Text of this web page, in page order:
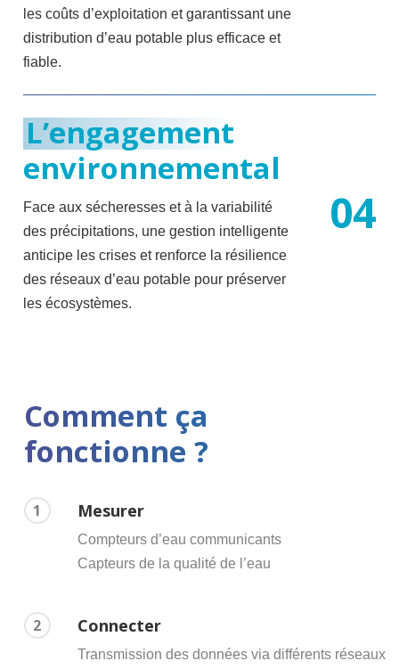
les coûts d’exploitation et garantissant une
distribution d’eau potable plus efficace et
fiable.
L’engagement
environnemental
Face aux sécheresses et à la variabilité
des précipitations, une gestion intelligente
anticipe les crises et renforce la résilience
des réseaux d’eau potable pour préserver
les écosystèmes.
04
Comment ça
fonctionne ?
1 Mesurer
Compteurs d’eau communicants
Capteurs de la qualité de l’eau
2 Connecter
Transmission des données via différents réseaux